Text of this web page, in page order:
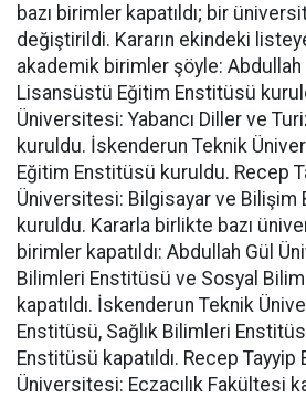
bazı birimler kapatıldı; bir
değiştirildi. Kararın ekindeki
akademik birimler şöyle:
Lisansüstü Eğitim Enstitüsü
Üniversitesi: Yabancı Diller ve
kuruldu. İskenderun Teknik
Eğitim Enstitüsü kuruldu. Recep
Üniversitesi: Bilgisayar ve Bilişim
kuruldu. Kararla birlikte bazı
birimler kapatıldı: Abdullah Gül
Bilimleri Enstitüsü ve Sosyal
kapatıldı. İskenderun Teknik
Enstitüsü, Sağlık Bilimleri
Enstitüsü kapatıldı. Recep Tayyip
Üniversitesi: Eczacılık Fakültesi